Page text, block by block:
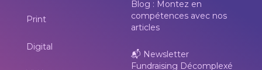
Print
Digital
Blog : Montez en
compétences avec nos
articles
📬 Newsletter
Fundraising Décomplexé